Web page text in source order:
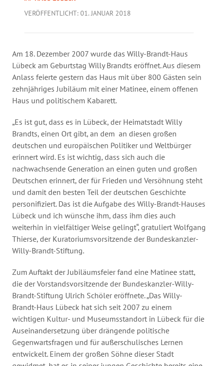
Stellen & Ausschreibungen
VERÖFFENTLICHT: 01. JANUAR 2018
Am 18. Dezember 2007 wurde das Willy-Brandt-Haus
Lübeck am Geburtstag Willy Brandts eröffnet. Aus diesem
Anlass feierte gestern das Haus mit über 800 Gästen sein
zehnjähriges Jubiläum mit einer Matinee, einem offenen
Haus und politischem Kabarett.
„Es ist gut, dass es in Lübeck, der Heimatstadt Willy
Brandts, einen Ort gibt, an dem an diesen großen
deutschen und europäischen Politiker und Weltbürger
erinnert wird. Es ist wichtig, dass sich auch die
nachwachsende Generation an einen guten und großen
Deutschen erinnert, der für Frieden und Versöhnung steht
und damit den besten Teil der deutschen Geschichte
personifiziert. Das ist die Aufgabe des Willy-Brandt-Hauses
Lübeck und ich wünsche ihm, dass ihm dies auch
weiterhin in vielfältiger Weise gelingt“, gratuliert Wolfgang
Thierse, der Kuratoriumsvorsitzende der Bundeskanzler-
Willy-Brandt-Stiftung.
Zum Auftakt der Jubiläumsfeier fand eine Matinee statt,
die der Vorstandsvorsitzende der Bundeskanzler-Willy-
Brandt-Stiftung Ulrich Schöler eröffnete. „Das Willy-
Brandt-Haus Lübeck hat sich seit 2007 zu einem
wichtigen Kultur- und Museumsstandort in Lübeck für die
Auseinandersetzung über drängende politische
Gegenwartsfragen und für außerschulisches Lernen
entwickelt. Einem der großen Söhne dieser Stadt